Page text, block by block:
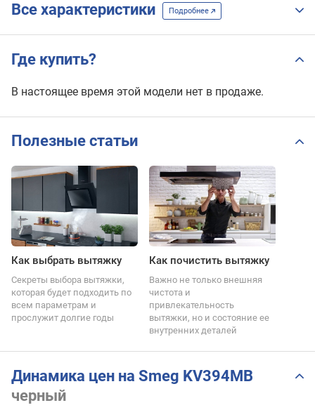
Все характеристики Подробнее
Где купить?
В настоящее время этой модели нет в продаже.
Полезные статьи
Как выбрать вытяжку
Секреты выбора вытяжки,
которая будет подходить по
всем параметрам и
прослужит долгие годы
Как почистить вытяжку
Важно не только внешняя
чистота и
привлекательность
вытяжки, но и состояние ее
внутренних деталей
Динамика цен на Smeg KV394MB
черный